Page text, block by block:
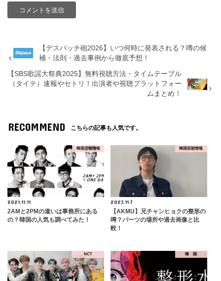
【デスパッチ砲2026】いつ何時に発表される？噂の候
補・法則・過去事例から徹底予想！
【SBS歌謡大祭典2025】無料視聴方法・タイムテーブル
（タイテ）速報やセトリ！出演者や視聴プラットフォー
ムまとめ！
RECOMMEND こちらの記事も人気です。
韓国芸能情報
2021.11.11
2AMと2PMの違いは事務所にある
の？韓国の人気も調べてみた！
韓国芸能情報
2023.11.7
【AKMU】兄チャンヒョクの整形の
噂？パーツの場所や過去画像と比
較！
NCT 韓 国